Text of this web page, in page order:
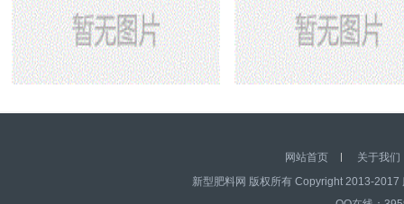
网站首页
关于我们
新型肥料网 版权所有 Copyright 2013-